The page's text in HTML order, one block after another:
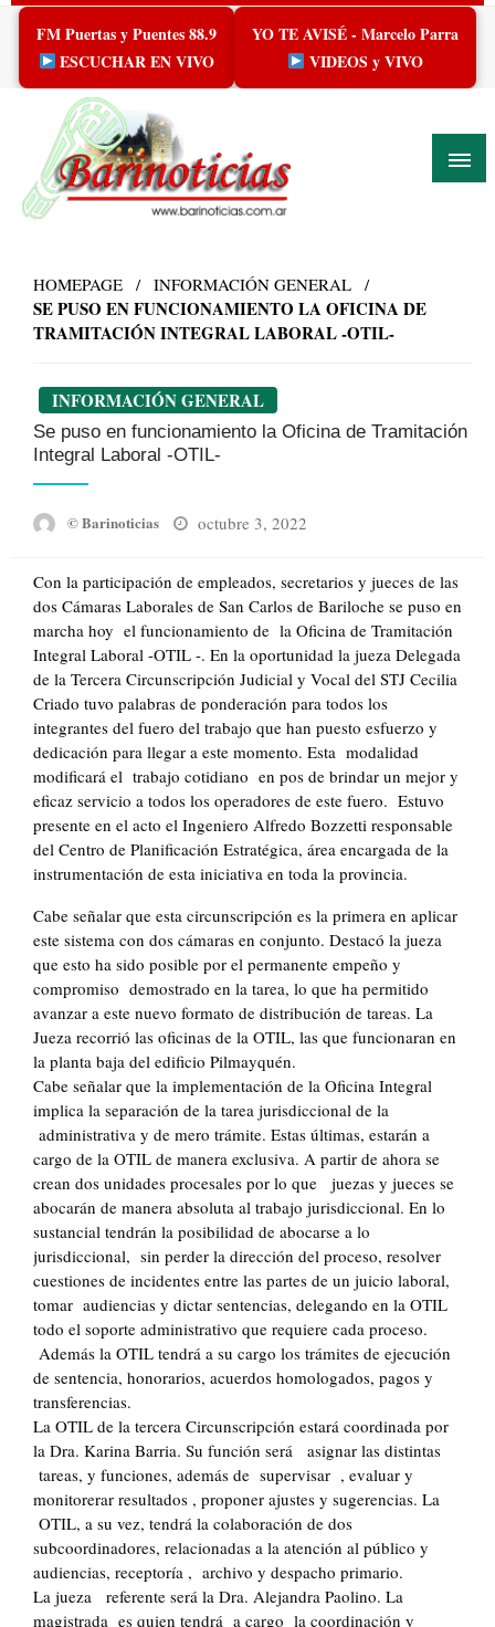
Skip
content
FM Puertas y Puentes 88.9
ESCUCHAR EN VIVO
YO TE AVISÉ - Marcelo Parra
VIDEOS y VIVO
HOMEPAGE INFORMACIÓN GENERAL
SE PUSO EN FUNCIONAMIENTO LA OFICINA DE
TRAMITACIÓN INTEGRAL LABORAL -OTIL-
INFORMACIÓN GENERAL
Se puso en funcionamiento la Oficina de Tramitación
Integral Laboral -OTIL-
© Barinoticias
Posted
octubre 3, 2022
Con la participación de empleados, secretarios y jueces de las
dos Cámaras Laborales de San Carlos de Bariloche se puso en
marcha hoy el funcionamiento de la Oficina de Tramitación
Integral Laboral -OTIL -. En la oportunidad la jueza Delegada
de la Tercera Circunscripción Judicial y Vocal del STJ Cecilia
Criado tuvo palabras de ponderación para todos los
integrantes del fuero del trabajo que han puesto esfuerzo y
dedicación para llegar a este momento. Esta modalidad
modificará el trabajo cotidiano en pos de brindar un mejor y
eficaz servicio a todos los operadores de este fuero. Estuvo
presente en el acto el Ingeniero Alfredo Bozzetti responsable
del Centro de Planificación Estratégica, área encargada de la
instrumentación de esta iniciativa en toda la provincia.
Cabe señalar que esta circunscripción es la primera en aplicar
este sistema con dos cámaras en conjunto. Destacó la jueza
que esto ha sido posible por el permanente empeño y
compromiso demostrado en la tarea, lo que ha permitido
avanzar a este nuevo formato de distribución de tareas. La
Jueza recorrió las oficinas de la OTIL, las que funcionaran en
la planta baja del edificio Pilmayquén.
Cabe señalar que la implementación de la Oficina Integral
implica la separación de la tarea jurisdiccional de la
administrativa y de mero trámite. Estas últimas, estarán a
cargo de la OTIL de manera exclusiva. A partir de ahora se
crean dos unidades procesales por lo que juezas y jueces se
abocarán de manera absoluta al trabajo jurisdiccional. En lo
sustancial tendrán la posibilidad de abocarse a lo
jurisdiccional, sin perder la dirección del proceso, resolver
cuestiones de incidentes entre las partes de un juicio laboral,
tomar audiencias y dictar sentencias, delegando en la OTIL
todo el soporte administrativo que requiere cada proceso.
Además la OTIL tendrá a su cargo los trámites de ejecución
de sentencia, honorarios, acuerdos homologados, pagos y
transferencias.
La OTIL de la tercera Circunscripción estará coordinada por
la Dra. Karina Barria. Su función será asignar las distintas
tareas, y funciones, además de supervisar , evaluar y
monitorerar resultados , proponer ajustes y sugerencias. La
OTIL, a su vez, tendrá la colaboración de dos
subcoordinadores, relacionadas a la atención al público y
audiencias, receptoría , archivo y despacho primario.
La jueza referente será la Dra. Alejandra Paolino. La
magistrada es quien tendrá a cargo la coordinación y